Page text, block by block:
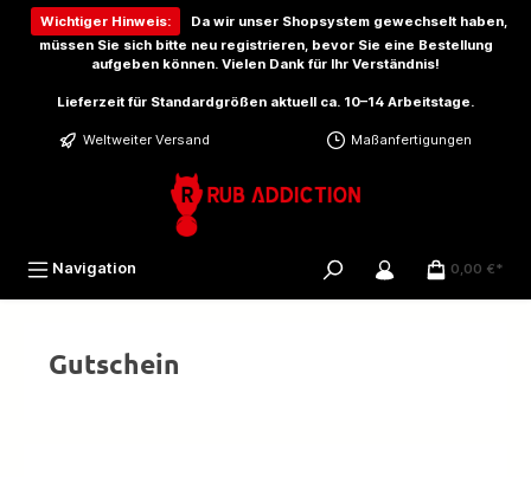
springen
Wichtiger Hinweis:
Da wir unser Shopsystem gewechselt haben,
müssen Sie sich bitte neu registrieren, bevor Sie eine Bestellung
aufgeben können. Vielen Dank für Ihr Verständnis!
Lieferzeit für Standardgrößen aktuell ca. 10–14 Arbeitstage.
Weltweiter Versand Maßanfertigungen
Navigation 0,00 €*
Gutschein